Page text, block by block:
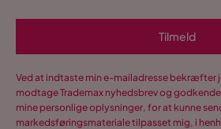
Tilmeld
Ved at indtaste min e-mailadresse bekræfter
modtage Trademax nyhedsbrev og
mine personlige oplysninger, for at kunne
markedsføringsmateriale tilpasset mig, i